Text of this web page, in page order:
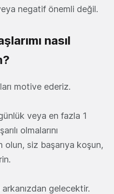
negatif önemli değil.
nasıl
motive ederiz.
veya en fazla 1
olmalarını
olun, siz başarıya koşun,
gelecektir.